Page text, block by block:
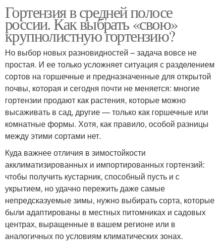
Гортензия в средней полосе
россии. Как выбрать «свою»
крупнолистную гортензию?
Но выбор новых разновидностей – задача вовсе не
простая. И ее только усложняет ситуация с разделением
сортов на горшечные и предназначенные для открытой
почвы, которая и сегодня почти не меняется: многие
гортензии продают как растения, которые можно
высаживать в сад, другие — только как горшечные или
комнатные формы. Хотя, как правило, особой разницы
между этими сортами нет.
Куда важнее отличия в зимостойкости
акклиматизированных и импортированных гортензий:
чтобы получить кустарник, способный пусть и с
укрытием, но удачно пережить даже самые
непредсказуемые зимы, нужно выбирать сорта, которые
были адаптированы в местных питомниках и садовых
центрах, выращенные в вашем регионе или в
аналогичных по условиям климатических зонах.